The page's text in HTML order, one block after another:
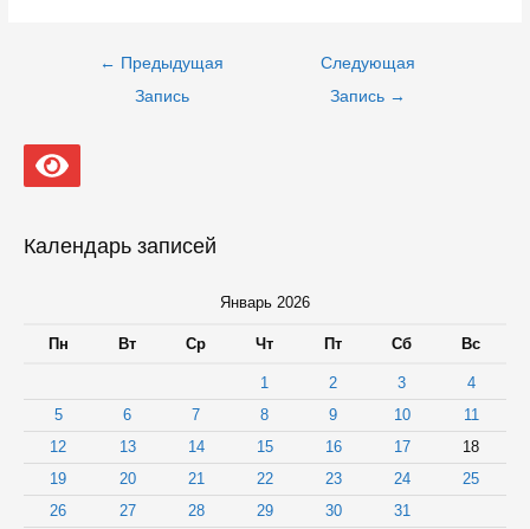
Навигация
← Предыдущая
Запись
Следующая
Запись →
Календарь записей
Январь 2026
Пн Вт Ср Чт Пт Сб Вс
1 2 3
4
5
6 7 8 9 10
11
12
13 14 15 16 17
18
19
20 21 22 23 24
25
26
27 28 29 30 31